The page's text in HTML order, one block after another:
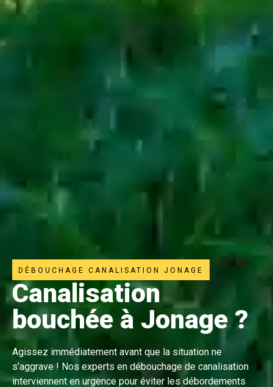
DÉBOUCHAGE CANALISATION JONAGE
Canalisation
bouchée à Jonage ?
Agissez immédiatement avant que la situation ne
s’aggrave ! Nos experts en débouchage de canalisation
interviennent en urgence pour éviter les débordements